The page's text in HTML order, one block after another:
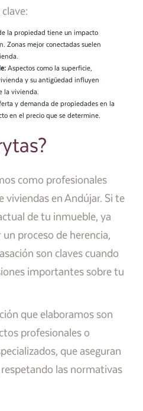
la propiedad tiene un impacto
Zonas mejor conectadas suelen
Aspectos como la superficie,
y su antigüedad influyen
la vivienda.
y demanda de propiedades en la
en el precio que se determine.
como profesionales
viviendas en Andújar. Si te
de tu inmueble, ya
proceso de herencia,
son claves cuando
importantes sobre tu
que elaboramos son
profesionales o
que aseguran
las normativas